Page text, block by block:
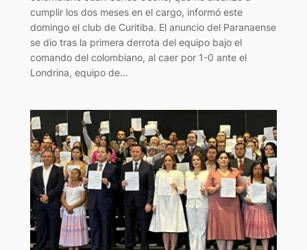
cumplir los dos meses en el cargo, informó este
domingo el club de Curitiba. El anuncio del Paranaense
se dio tras la primera derrota del equipo bajo el
comando del colombiano, al caer por 1-0 ante el
Londrina, equipo de…